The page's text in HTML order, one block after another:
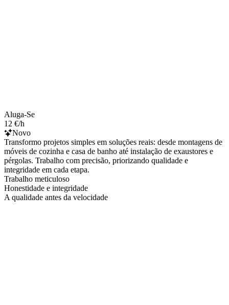
Aluga-Se
12 €/h
Novo
Transformo projetos simples em soluções reais: desde montagens de
móveis de cozinha e casa de banho até instalação de exaustores e
pérgolas. Trabalho com precisão, priorizando qualidade e
integridade em cada etapa.
Trabalho meticuloso
Honestidade e integridade
A qualidade antes da velocidade